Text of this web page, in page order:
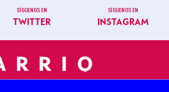
SÍGUENOS EN
TWITTER
SÍGUENOS EN
INSTAGRAM